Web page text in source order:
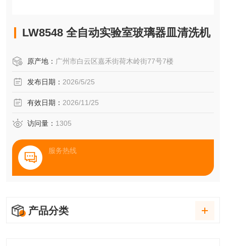
LW8548 全自动实验室玻璃器皿清洗机
原产地： 广州市白云区嘉禾街荷木岭街77号7楼
发布日期： 2026/5/25
有效日期： 2026/11/25
访问量： 1305
服务热线
产品分类